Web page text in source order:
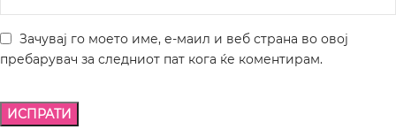
Зачувај го моето име, е-маил и веб страна во овој
пребарувач за следниот пат кога ќе коментирам.